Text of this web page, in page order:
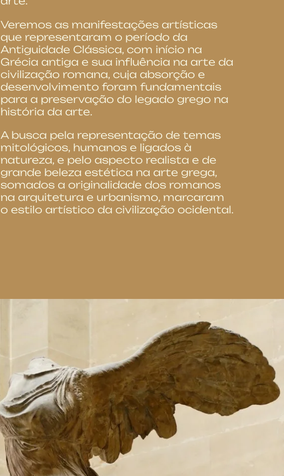
Veremos as manifestações artísticas
que representaram o período da
Antiguidade Clássica, com início na
Grécia antiga e sua influência na arte da
civilização romana, cuja absorção e
desenvolvimento foram fundamentais
para a preservação do legado grego na
história da arte.
A busca pela representação de temas
mitológicos, humanos e ligados à
natureza, e pelo aspecto realista e de
grande beleza estética na arte grega,
somados a originalidade dos romanos
na arquitetura e urbanismo, marcaram
o estilo artístico da civilização ocidental.